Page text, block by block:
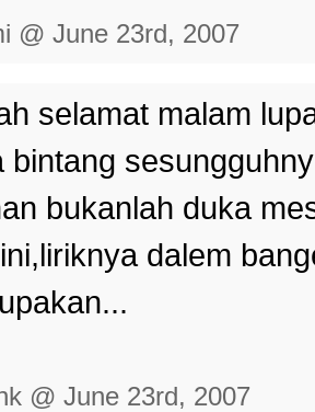
@ June 23rd, 2007
selamat malam
bintang
bukanlah duka
dalem
@ June 23rd, 2007